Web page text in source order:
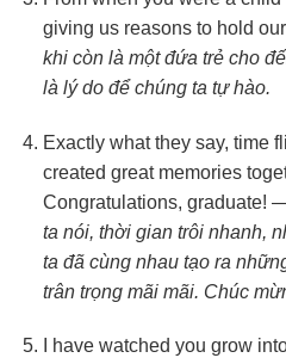
giving us reasons to hold
khi còn là một đứa trẻ cho
là lý do để chúng ta tự hào.
Exactly what they say, time
created great memories
Congratulations, graduate!
ta nói, thời gian trôi nhanh,
ta đã cùng nhau tạo ra
trân trọng mãi mãi. Chúc
I have watched you grow